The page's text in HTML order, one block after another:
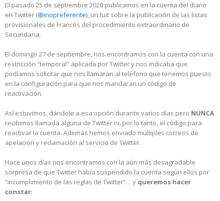
El pasado 25 de septiembre 2020 publicamos en la cuenta del diario
en Twitter (@inopreferente), un tuit sobre la publicación de las listas
provisionales de Francés del procedimiento extraordinario de
Secundaria.
El domingo 27 de septiembre, nos encontramos con la cuenta con una
restricción “temporal” aplicada por Twitter y nos indicaba que
podíamos solicitar que nos llamaran al teléfono que tenemos puesto
en la configuración para que nos mandaran un código de
reactivación.
Así estuvimos, dándole a esa opción durante varios días pero NUNCA
recibimos llamada alguna de Twitter ni, por lo tanto, el código para
reactivar la cuenta. Además hemos enviado múltiples correos de
apelación y reclamación al servicio de Twitter.
Hace unos días nos encontramos con la aún más desagradable
sorpresa de que Twitter había suspendido la cuenta según ellos por
“incumplimiento de las reglas de Twitter”… y queremos hacer
constar: